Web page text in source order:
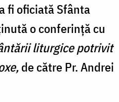
fi oficiată Sfânta
o conferință cu
liturgice potrivit
de către Pr. Andrei